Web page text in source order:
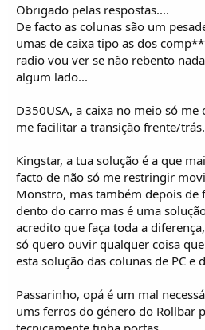
Obrigado pelas respostas....
De facto as colunas são um
umas de caixa tipo as dos
radio vou ver se não rebento
algum lado...
D350USA, a caixa no meio só
me facilitar a transição frente/
Kingstar, a tua solução é a que
facto de não só me restringir
Monstro, mas também depois
dento do carro mas é uma
acredito que faça toda a
só quero ouvir qualquer coisa
esta solução das colunas de PC e
Passarinho, opá é um mal
ums ferros do género do Rollbar